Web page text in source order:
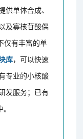
单体合成、
及寡核苷酸偶
仅有丰富的单
库，可以快速
专业的小核酸
发服务；已有